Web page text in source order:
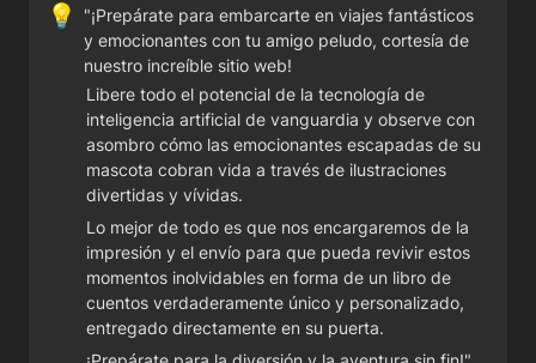
💡
"¡Prepárate para embarcarte en viajes fantásticos
y emocionantes con tu amigo peludo, cortesía de
nuestro increíble sitio web!
Libere todo el potencial de la tecnología de
inteligencia artificial de vanguardia y observe con
asombro cómo las emocionantes escapadas de su
mascota cobran vida a través de ilustraciones
divertidas y vívidas.
Lo mejor de todo es que nos encargaremos de la
impresión y el envío para que pueda revivir estos
momentos inolvidables en forma de un libro de
cuentos verdaderamente único y personalizado,
entregado directamente en su puerta.